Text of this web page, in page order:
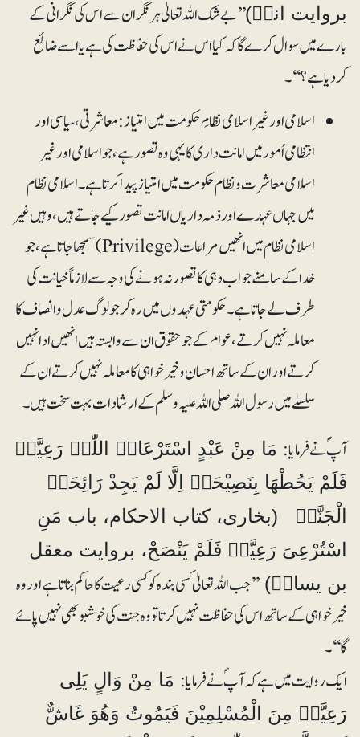
بروایت انسؓ)’’بے شک اللہ تعالیٰ ہر نگران سے اس کی نگرانی کے
بارے میں سوال کرے گا کہ کیا اس نے اس کی حفاظت کی ہے یا اسے ضائع
کردیا ہے؟‘‘۔
اسلامی اور غیراسلامی نظامِ حکومت میں امتیاز:معاشرتی، سیاسی اور
انتظامی اُمور میں امانت داری کا یہی وہ تصور ہے، جو اسلامی اور غیر
اسلامی معاشرت و نظام حکومت میں امتیاز پیدا کرتا ہے۔ اسلامی نظام
میں جہاں عہدے اور ذمہ داریاں امانت تصور کیے جاتے ہیں، وہیں غیر
اسلامی نظام میں انھیں مراعات (Privilege) سمجھا جاتا ہے، جو
خدا کے سامنے جواب دہی کا تصور نہ ہونے کی وجہ سے لازماً خیانت کی
طرف لے جاتا ہے۔ حکومتی عہدوں میں رہ کر جو لوگ عدل و انصاف کا
معاملہ نہیں کرتے، عوام کے جو حقوق ان سے وابستہ ہیں انھیں ادا نہیں
کرتے اور ان کے ساتھ احسان و خیرخواہی کا معاملہ نہیں کرتے ان کے
سلسلے میں رسول اللہ صلی اللہ علیہ وسلم کے ارشادات بہت سخت ہیں۔
آپؐ نے فرمایا:مَا مِنْ عَبْدٍ اسْتَرْعَاہُ اللّٰہُ رَعِیَّۃً
فَلَمْ یَحُطْھَا بِنَصِیْحَۃٍ اِلَّا لَمْ یَجِدْ رَائِحَۃَ
الْجَنَّۃِ (بخاری، کتاب الاحکام، باب مَنِ
اسْتُرْعِیَ رَعِیَّۃً فَلَمْ یَنْصَحْ، بروایت معقل
بن یسارؓ) ’’جب اللہ تعالیٰ کسی بندہ کو کسی رعیت کا حاکم بناتا ہے اور وہ
خیرخواہی کے ساتھ اس کی حفاظت نہیں کرتاتو وہ جنت کی خوشبو بھی نہیں پائے
گا‘‘۔
ایک روایت میں ہے کہ آپؐ نے فرمایا:مَا مِنْ وَالٍ یَلِی
رَعِیَّۃً مِنَ الْمُسْلِمِیْنَ فَیَمُوتُ وَھُوَ غَاشٌّ